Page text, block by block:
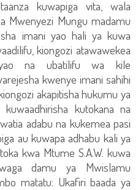
kuwapiga vita, wala
Mwenyezi Mungu madamu
imani yao hali ya kuwa
kiongozi atawawekea
na ubatilifu wa kile
kwenye imani sahihi
akapitisha hukumu ya
kutokana na
adabu na kukemea pasi
au kuwapa adhabu kali ya
kwa Mtume S.A.W. kuwa
damu ya Mwislamu
matatu: Ukafiri baada ya